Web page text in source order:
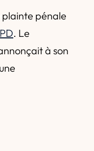
pénale
. Le
à son